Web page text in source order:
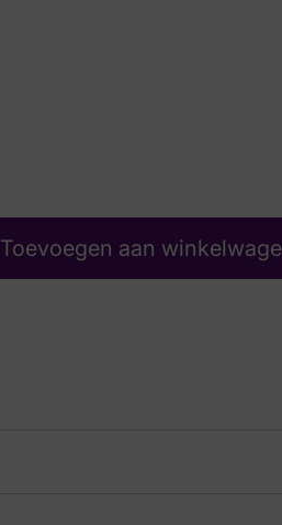
Toevoegen aan